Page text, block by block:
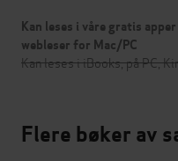
Kan leses i våre gratis
webleser for Mac/PC
Kan leses i iBooks, på PC,
Flere bøker av